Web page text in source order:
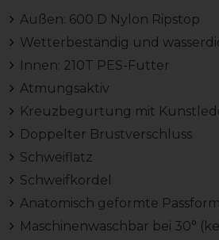
Außen: 600 D Nylon Ripstop
Wetterbeständig und
Innen: 210T PES-Futter
Atmungsaktiv
Kreuzbegurtung mit
Doppelter Brustverschluss
Schweiflatz
Schweifkordel
Anatomisch geformte Passform
Maschinenwaschbar bei 30°